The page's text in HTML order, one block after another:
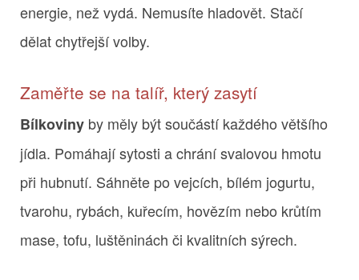
energie, než vydá. Nemusíte hladovět. Stačí
dělat chytřejší volby.
Zaměřte se na talíř, který zasytí
Bílkoviny by měly být součástí každého většího
jídla. Pomáhají sytosti a chrání svalovou hmotu
při hubnutí. Sáhněte po vejcích, bílém jogurtu,
tvarohu, rybách, kuřecím, hovězím nebo krůtím
mase, tofu, luštěninách či kvalitních sýrech.